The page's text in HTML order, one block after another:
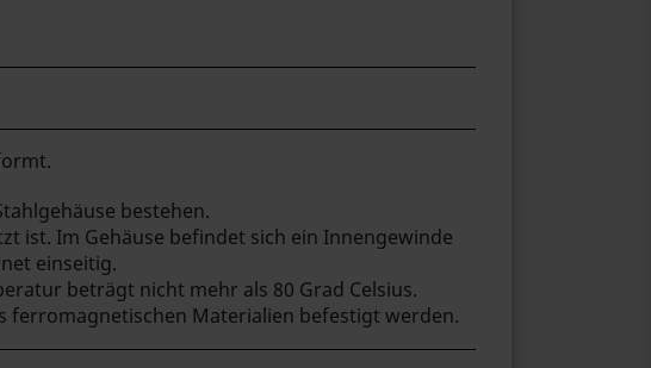
bestehen.
ist. Im Gehäuse befindet sich ein Innengewinde
einseitig.
beträgt nicht mehr als 80 Grad Celsius.
ferromagnetischen Materialien befestigt werden.